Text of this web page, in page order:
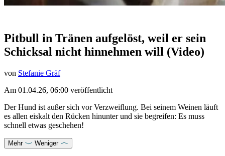
Pitbull in Tränen aufgelöst, weil er sein
Schicksal nicht hinnehmen will (Video)
von Stefanie Gräf
Am 01.04.26, 06:00 veröffentlicht
Der Hund ist außer sich vor Verzweiflung. Bei seinem Weinen läuft
es allen eiskalt den Rücken hinunter und sie begreifen: Es muss
schnell etwas geschehen!
Mehr Weniger